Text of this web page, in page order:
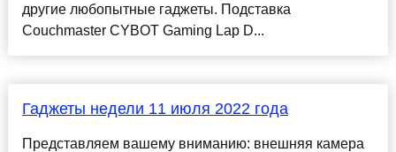
другие любопытные гаджеты. Подставка
Couchmaster CYBOT Gaming Lap D...
Гаджеты недели 11 июля 2022 года
Представляем вашему вниманию: внешняя камера